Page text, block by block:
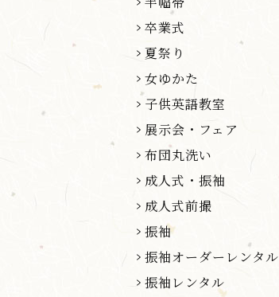
卒業式
夏祭り
女ゆかた
子供英語教室
展示会・フェア
布団丸洗い
成人式・振袖
成人式前撮
振袖
振袖オーダーレンタル
振袖レンタル